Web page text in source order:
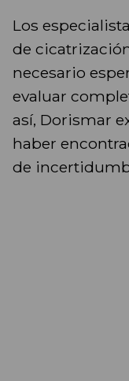
Los
de
necesario
evaluar
así, Dorismar
haber
de